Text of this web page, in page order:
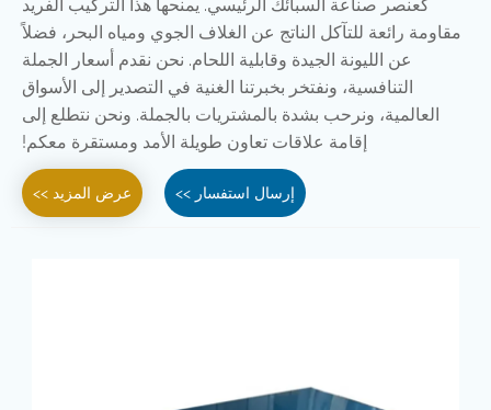
كعنصر صناعة السبائك الرئيسي. يمنحها هذا التركيب الفريد
مقاومة رائعة للتآكل الناتج عن الغلاف الجوي ومياه البحر، فضلاً
عن الليونة الجيدة وقابلية اللحام. نحن نقدم أسعار الجملة
التنافسية، ونفتخر بخبرتنا الغنية في التصدير إلى الأسواق
العالمية، ونرحب بشدة بالمشتريات بالجملة. ونحن نتطلع إلى
إقامة علاقات تعاون طويلة الأمد ومستقرة معكم!
عرض المزيد >> إرسال استفسار >>